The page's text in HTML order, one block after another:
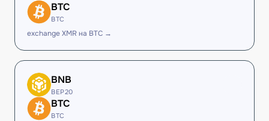
BTC
BTC
exchange XMR на BTC →
BNB
BEP20
BTC
BTC